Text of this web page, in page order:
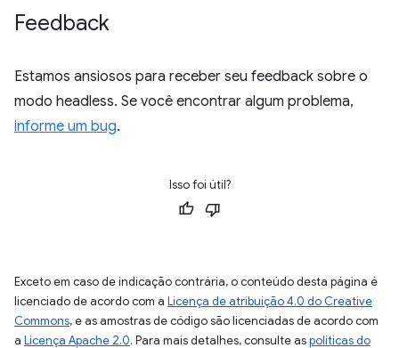
Feedback
Estamos ansiosos para receber seu feedback sobre o
modo headless. Se você encontrar algum problema,
informe um bug.
Isso foi útil?
Exceto em caso de indicação contrária, o conteúdo desta página é
licenciado de acordo com a Licença de atribuição 4.0 do Creative
Commons, e as amostras de código são licenciadas de acordo com
a Licença Apache 2.0. Para mais detalhes, consulte aspolíticas do